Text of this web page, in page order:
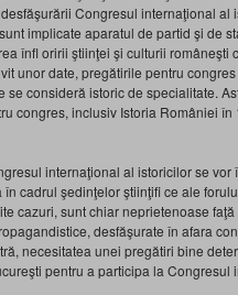
Congresul internaţional al
implicate aparatul de partid şi de
înfl oririi ştiinţei şi culturii româneşti
unor date, pregătirile pentru
consideră istoric de specialitate.
congres, inclusiv Istoria României în
internaţional al istoricilor se
cadrul şedinţelor ştiinţifi ce ale
cazuri, sunt chiar neprietenoase
desfăşurate în afara
necesitatea unei pregătiri bine
pentru a participa la Congresul